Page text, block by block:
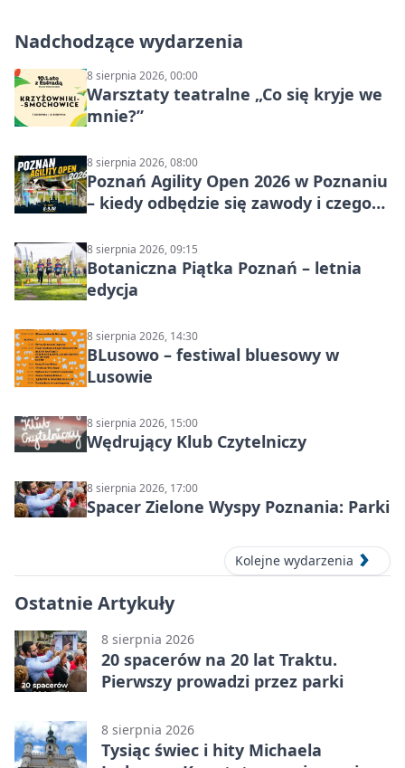
Nadchodzące wydarzenia
8 sierpnia 2026, 00:00
Warsztaty teatralne „Co się kryje we
mnie?”
8 sierpnia 2026, 08:00
Poznań Agility Open 2026 w Poznaniu
– kiedy odbędzie się zawody i czego
8 sierpnia 2026, 09:15
Botaniczna Piątka Poznań – letnia
edycja
8 sierpnia 2026, 14:30
BLusowo – festiwal bluesowy w
Lusowie
8 sierpnia 2026, 15:00
Wędrujący Klub Czytelniczy
8 sierpnia 2026, 17:00
Spacer Zielone Wyspy Poznania: Parki
Kolejne wydarzenia
Ostatnie Artykuły
8 sierpnia 2026
20 spacerów na 20 lat Traktu.
Pierwszy prowadzi przez parki
8 sierpnia 2026
Tysiąc świec i hity Michaela